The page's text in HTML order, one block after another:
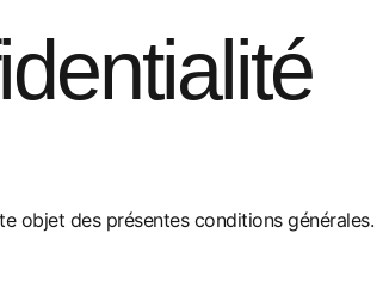
objet des présentes conditions générales.